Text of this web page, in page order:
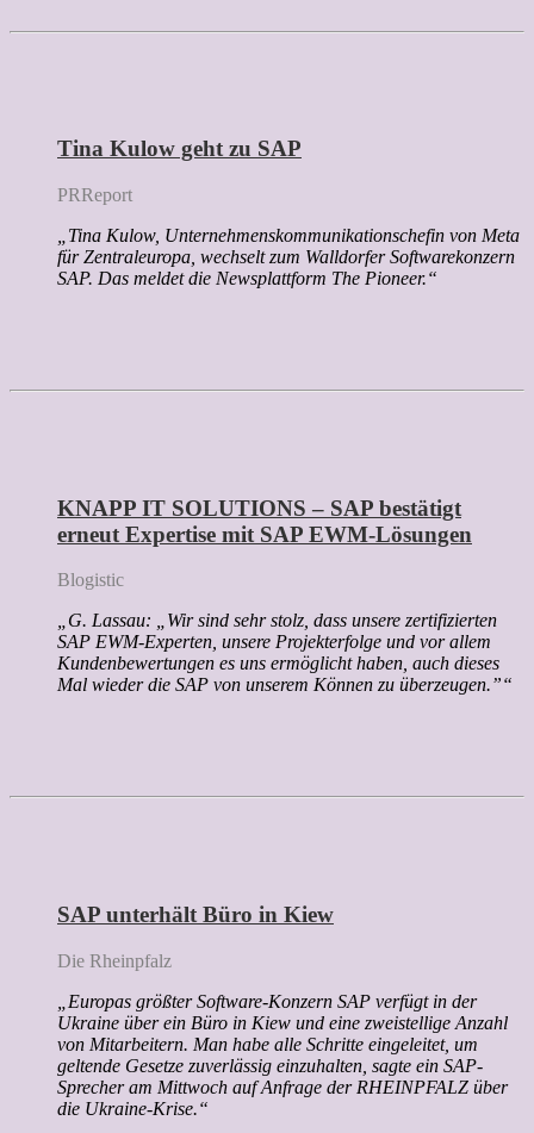
Tina Kulow geht zu SAP
PRReport
„Tina Kulow, Unternehmenskommunikationschefin von Meta
für Zentraleuropa, wechselt zum Walldorfer Softwarekonzern
SAP. Das meldet die Newsplattform The Pioneer.“
KNAPP IT SOLUTIONS – SAP bestätigt
erneut Expertise mit SAP EWM-Lösungen
Blogistic
„G. Lassau: „Wir sind sehr stolz, dass unsere zertifizierten
SAP EWM-Experten, unsere Projekterfolge und vor allem
Kundenbewertungen es uns ermöglicht haben, auch dieses
Mal wieder die SAP von unserem Können zu überzeugen.”“
SAP unterhält Büro in Kiew
Die Rheinpfalz
„Europas größter Software-Konzern SAP verfügt in der
Ukraine über ein Büro in Kiew und eine zweistellige Anzahl
von Mitarbeitern. Man habe alle Schritte eingeleitet, um
geltende Gesetze zuverlässig einzuhalten, sagte ein SAP-
Sprecher am Mittwoch auf Anfrage der RHEINPFALZ über
die Ukraine-Krise.“